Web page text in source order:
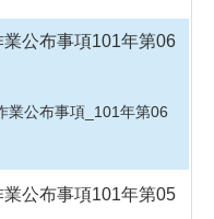
公布事項101年第06
業公布事項_101年第06
公布事項101年第05